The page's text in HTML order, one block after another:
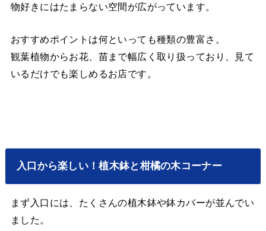
物好きにはたまらない空間が広がっています。
おすすめポイントは何といっても種類の豊富さ。
観葉植物からお花、苗まで幅広く取り扱っており、見て
いるだけでも楽しめるお店です。
入口から楽しい！植木鉢と柑橘の木コーナー
まず入口には、たくさんの植木鉢や鉢カバーが並んでい
ました。